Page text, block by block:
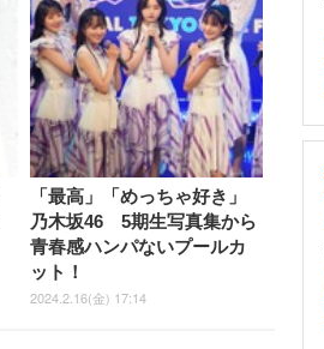
「最高」「めっちゃ好き」
乃木坂46 5期生写真集から
青春感ハンパないプールカ
ット！
2024.2.16(金) 17:14